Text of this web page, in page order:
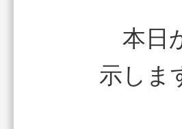
本日
示しま